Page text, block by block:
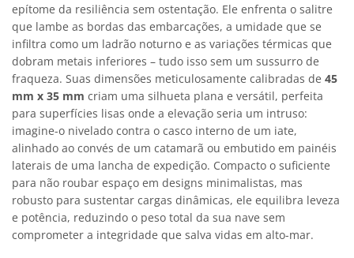
epítome da resiliência sem ostentação. Ele enfrenta o salitre
que lambe as bordas das embarcações, a umidade que se
infiltra como um ladrão noturno e as variações térmicas que
dobram metais inferiores – tudo isso sem um sussurro de
fraqueza. Suas dimensões meticulosamente calibradas de 45
mm x 35 mm criam uma silhueta plana e versátil, perfeita
para superfícies lisas onde a elevação seria um intruso:
imagine-o nivelado contra o casco interno de um iate,
alinhado ao convés de um catamarã ou embutido em painéis
laterais de uma lancha de expedição. Compacto o suficiente
para não roubar espaço em designs minimalistas, mas
robusto para sustentar cargas dinâmicas, ele equilibra leveza
e potência, reduzindo o peso total da sua nave sem
comprometer a integridade que salva vidas em alto-mar.